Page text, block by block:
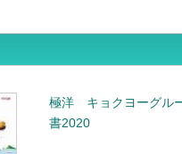
極洋 キョクヨーグル
書2020